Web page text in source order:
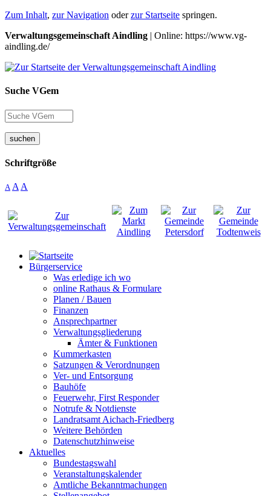
Zum Inhalt, zur Navigation oderzur Startseite springen.
Verwaltungsgemeinschaft Aindling | Online: https://www.vg-
aindling.de/
Suche VGem
suchen
Schriftgröße
A A A
Bürgerservice
Was erledige ich wo
online Rathaus & Formulare
Planen / Bauen
Finanzen
Ansprechpartner
Verwaltungsgliederung
Ämter & Funktionen
Kummerkasten
Satzungen & Verordnungen
Ver- und Entsorgung
Bauhöfe
Feuerwehr, First Responder
Notrufe & Notdienste
Landratsamt Aichach-Friedberg
Weitere Behörden
Datenschutzhinweise
Aktuelles
Bundestagswahl
Veranstaltungskalender
Amtliche Bekanntmachungen